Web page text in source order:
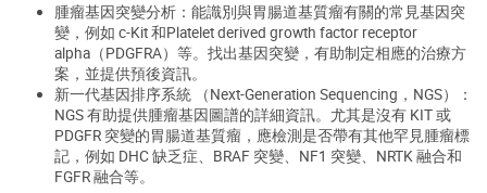
腫瘤基因突變分析：能識別與胃腸道基質瘤有關的常見基因突
變，例如 c-Kit 和Platelet derived growth factor receptor
alpha（PDGFRA）等。找出基因突變，有助制定相應的治療方
案，並提供預後資訊。
新一代基因排序系統 （Next-Generation Sequencing，NGS）：
NGS 有助提供腫瘤基因圖譜的詳細資訊。尤其是沒有 KIT 或
PDGFR 突變的胃腸道基質瘤，應檢測是否帶有其他罕見腫瘤標
記，例如 DHC 缺乏症、BRAF 突變、NF1 突變、NRTK 融合和
FGFR 融合等。